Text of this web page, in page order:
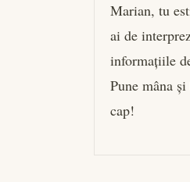
Marian, tu
ai de
informaţiile
Pune mâna
cap!